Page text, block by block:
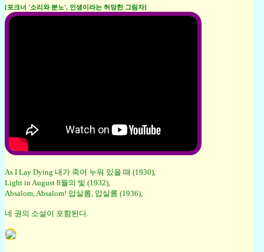
[포크너 '소리와 분노', 인생이라는 허망한 그림자]
As I Lay Dying 내가 죽어 누워 있을 때 (1930),
Light in August 8월의 빛 (1932),
Absalom, Absalom! 압살롬, 압살롬 (1936),
네 권의 소설이 포함된다.